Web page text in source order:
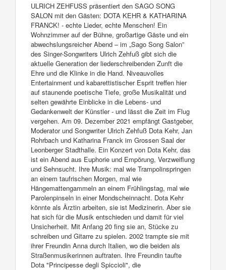
ULRICH ZEHFUSS präsentiert den SAGO SONG
SALON mit den Gästen: DOTA KEHR & KATHARINA
FRANCK! - echte Lieder, echte Menschen! Ein
Wohnzimmer auf der Bühne, großartige Gäste und ein
abwechslungsreicher Abend – im „Sago Song Salon”
des Singer-Songwriters Ulrich Zehfuß gibt sich die
aktuelle Generation der liederschreibenden Zunft die
Ehre und die Klinke in die Hand. Niveauvolles
Entertainment und kabarettistischer Esprit treffen hier
auf staunende poetische Tiefe, große Musikalität und
selten gewährte Einblicke in die Lebens- und
Gedankenwelt der Künstler - und lässt die Zeit im Flug
vergehen. Am 09. Dezember 2021 empfängt Gastgeber,
Moderator und Songwriter Ulrich Zehfuß Dota Kehr, Jan
Rohrbach und Katharina Franck im Grossen Saal der
Leonberger Stadthalle. Ein Konzert von Dota Kehr, das
ist ein Abend aus Euphorie und Empörung, Verzweiflung
und Sehnsucht. Ihre Musik: mal wie Trampolinspringen
an einem taufrischen Morgen, mal wie
Hängemattengammeln an einem Frühlingstag, mal wie
Parolenpinseln in einer Mondscheinnacht. Dota Kehr
könnte als Ärztin arbeiten, sie ist Medizinerin. Aber sie
hat sich für die Musik entschieden und damit für viel
Unsicherheit. Mit Anfang 20 fing sie an, Stücke zu
schreiben und Gitarre zu spielen. 2002 trampte sie mit
ihrer Freundin Anna durch Italien, wo die beiden als
Straßenmusikerinnen auftraten. Ihre Freundin taufte
Dota "Principesse degli Spiccioli", die